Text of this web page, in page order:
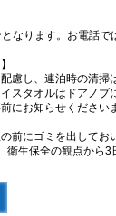
なります。お電話で
慮し、連泊時の清掃
スタオルはドアノブ
にお知らせください
前にゴミを出してお
衛生保全の観点から